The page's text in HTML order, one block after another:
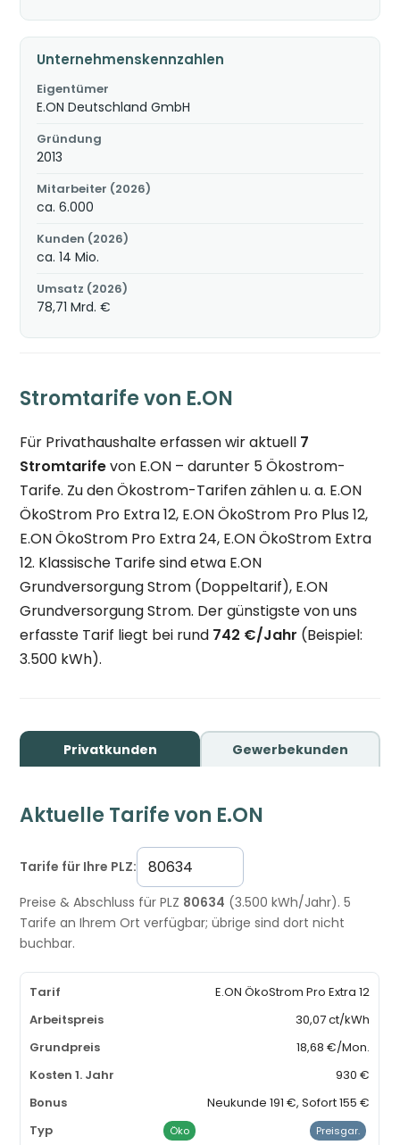
Unternehmenskennzahlen
Eigentümer
E.ON Deutschland GmbH
Gründung
2013
Mitarbeiter (2026)
ca. 6.000
Kunden (2026)
ca. 14 Mio.
Umsatz (2026)
78,71 Mrd. €
Stromtarife von E.ON
Für Privathaushalte erfassen wir aktuell 7
Stromtarifevon E.ON – darunter 5 Ökostrom-
Tarife. Zu den Ökostrom-Tarifen zählen u. a. E.ON
ÖkoStrom Pro Extra 12, E.ON ÖkoStrom Pro Plus 12,
E.ON ÖkoStrom Pro Extra 24, E.ON ÖkoStrom Extra
12. Klassische Tarife sind etwa E.ON
Grundversorgung Strom (Doppeltarif), E.ON
Grundversorgung Strom. Der günstigste von uns
erfasste Tarif liegt bei rund 742 €/Jahr (Beispiel:
3.500 kWh).
Privatkunden Gewerbekunden
Aktuelle Tarife von E.ON
Tarife für Ihre PLZ:
Preise & Abschluss für PLZ 80634 (3.500 kWh/Jahr). 5
Tarife an Ihrem Ort verfügbar; übrige sind dort nicht
buchbar.
E.ON ÖkoStrom Pro Extra 12
30,07 ct/kWh
18,68 €/Mon.
930 €
Neukunde 191 €, Sofort 155 €
Öko Preisgar.